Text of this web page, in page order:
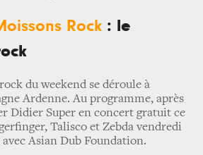
Rock : le
du weekend se déroule à
Ardenne. Au programme, après
Didier Super en concert gratuit ce
Talisco et Zebda vendredi
avec Asian Dub Foundation.